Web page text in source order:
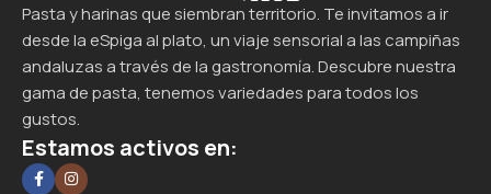
Pasta y harinas que siembran territorio. Te invitamos a ir
desde la eSpiga al plato, un viaje sensorial a las campiñas
andaluzas a través de la gastronomía. Descubre nuestra
gama de pasta, tenemos variedades para todos los
gustos.
Estamos activos en: